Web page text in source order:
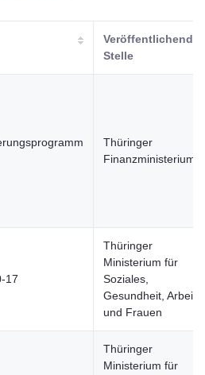
Veröffentlichende
Stelle
Thüringer
Finanzministerium
17
Thüringer
Ministerium für
Soziales,
Gesundheit, Arbeit
und Frauen
Thüringer
Ministerium für